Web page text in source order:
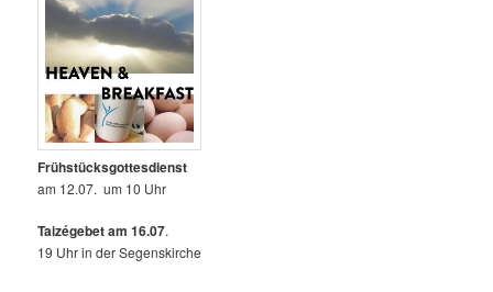
Frühstücksgottesdienst
am 12.07. um 10 Uhr
Taizégebet am 16.07.
19 Uhr in der Segenskirche